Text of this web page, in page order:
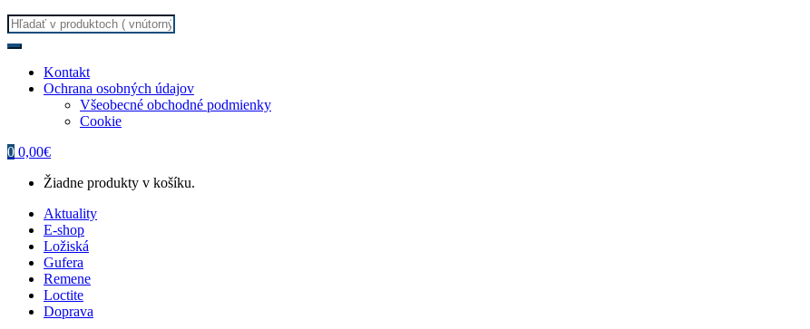
Search
for:
Kontakt
Ochrana osobných údajov
Všeobecné obchodné podmienky
Cookie
0 0,00€
Žiadne produkty v košíku.
Aktuality
E-shop
Ložiská
Gufera
Remene
Loctite
Doprava